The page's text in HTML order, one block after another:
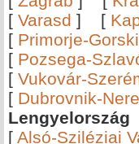
[ Varasd ] [
[ Primorje-
[ Pozsega-
[ Vukovár-
[ Dubrovnik-
Lengyelország
[ Alsó-Sziléziai